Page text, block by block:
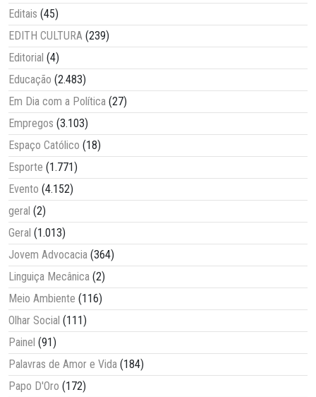
Editais (45)
EDITH CULTURA (239)
Editorial (4)
Educação (2.483)
Em Dia com a Política (27)
Empregos (3.103)
Espaço Católico (18)
Esporte (1.771)
Evento (4.152)
geral (2)
Geral (1.013)
Jovem Advocacia (364)
Linguiça Mecânica (2)
Meio Ambiente (116)
Olhar Social (111)
Painel (91)
Palavras de Amor e Vida (184)
Papo D'Oro (172)